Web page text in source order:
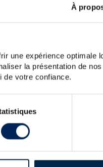
À
une expérience optimale
la présentation de
de votre confiance.
bénéficient
de chêne qui
bouteille de
ou d’année
Il s'agit
Of.
Of. Verte
Elles ne
le